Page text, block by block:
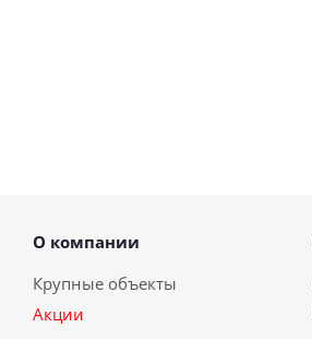
О компании
Крупные объекты
Акции